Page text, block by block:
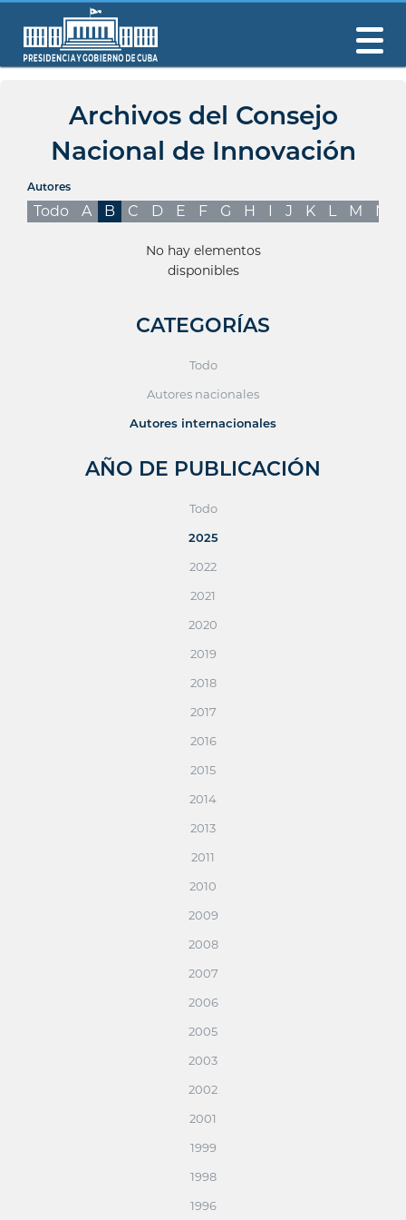
Archivos del Consejo
Nacional de Innovación
Autores
Todo A B C D E F G H I J K L M N
No hay elementos
disponibles
CATEGORÍAS
Todo
Autores nacionales
Autores internacionales
AÑO DE PUBLICACIÓN
Todo
2025
2022
2021
2020
2019
2018
2017
2016
2015
2014
2013
2011
2010
2009
2008
2007
2006
2005
2003
2002
2001
1999
1998
1996